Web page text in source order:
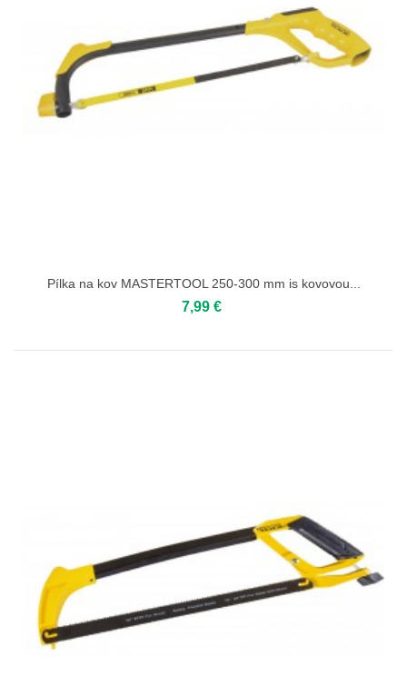
Pílka na kov MASTERTOOL 250-300 mm іs kovovou...
7,99 €